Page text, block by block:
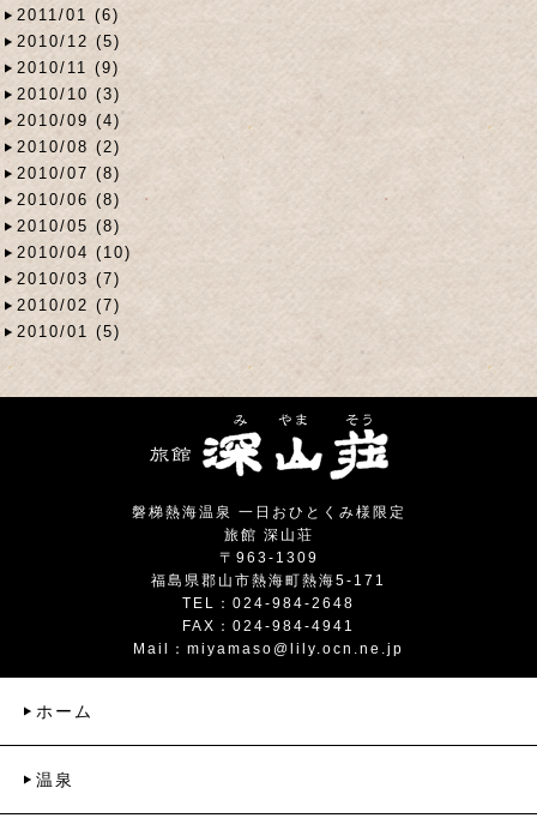
2011/01 (6)
2010/12 (5)
2010/11 (9)
2010/10 (3)
2010/09 (4)
2010/08 (2)
2010/07 (8)
2010/06 (8)
2010/05 (8)
2010/04 (10)
2010/03 (7)
2010/02 (7)
2010/01 (5)
磐梯熱海温泉 一日おひとくみ様限定
旅館 深山荘
〒963-1309
福島県郡山市熱海町熱海5-171
TEL：024-984-2648
FAX：024-984-4941
Mail： miyamaso@lily.ocn.ne.jp
ホーム
温泉